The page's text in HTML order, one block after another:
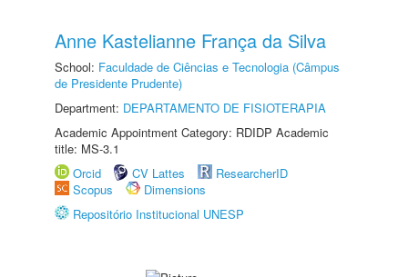
Anne Kastelianne França da Silva
School: Faculdade de Ciências e Tecnologia (Câmpus
de Presidente Prudente)
Department: DEPARTAMENTO DE FISIOTERAPIA
Academic Appointment Category: RDIDP Academic
title: MS-3.1
Orcid
CV Lattes
ResearcherID
Scopus
Dimensions
Repositório Institucional UNESP